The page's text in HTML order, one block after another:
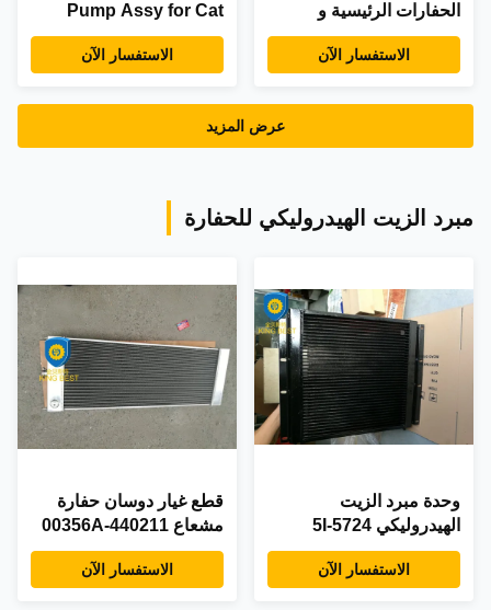
الحفارات الرئيسية و
الحاملة للقطط
الاستفسار الآن
Pump Assy for Cat
3116 C7 324d 3258
325d 329dالاستفسار الآن
عرض المزيد
مبرد الزيت الهيدروليكي للحفارة
وحدة مبرد الزيت
الهيدروليكي 5I-5724
5I5724 ، مبرد الزيت
الهيدروليكي لشركة
الاستفسار الآن
قطع غيار دوسان حفارة
مشعاع 440211-00356A
440211-00427A S180 /
210W-V / S225NLC-V
الاستفسار الآن